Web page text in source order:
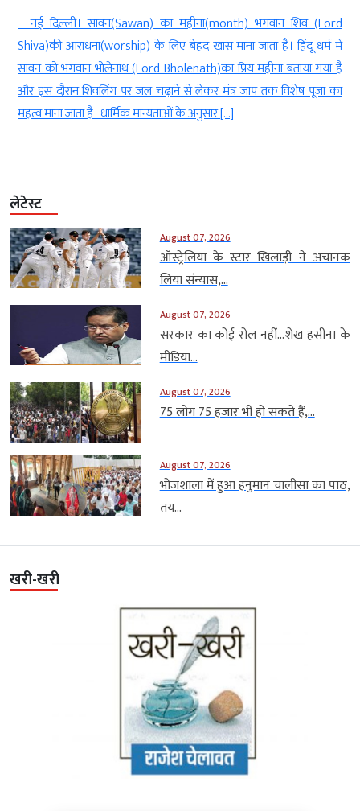
नई दिल्ली। सावन(Sawan) का महीना(month) भगवान शिव (Lord
Shiva)की आराधना(worship) के लिए बेहद खास माना जाता है। हिंदू धर्म में
सावन को भगवान भोलेनाथ (Lord Bholenath)का प्रिय महीना बताया गया है
और इस दौरान शिवलिंग पर जल चढ़ाने से लेकर मंत्र जाप तक विशेष पूजा का
महत्व माना जाता है। धार्मिक मान्यताओं के अनुसार […]
लेटेस्ट
August 07, 2026
ऑस्ट्रेलिया के स्टार खिलाड़ी ने अचानक
लिया संन्यास,...
August 07, 2026
सरकार का कोई रोल नहीं…शेख हसीना के
मीडिया...
August 07, 2026
75 लोग 75 हजार भी हो सकते हैं,...
August 07, 2026
भोजशाला में हुआ हनुमान चालीसा का पाठ,
तय...
खरी-खरी